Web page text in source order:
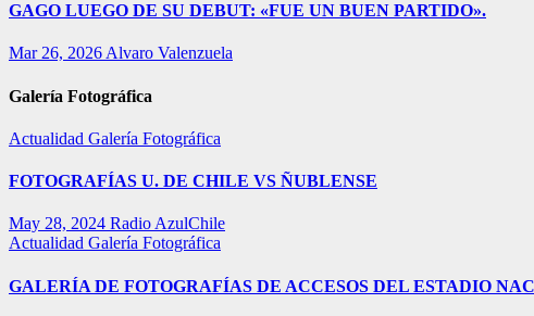
GAGO LUEGO DE SU DEBUT: «FUE UN BUEN PARTIDO».
Mar 26, 2026 Alvaro Valenzuela
Galería Fotográfica
Actualidad Galería Fotográfica
FOTOGRAFÍAS U. DE CHILE VS ÑUBLENSE
May 28, 2024 Radio AzulChile
Actualidad Galería Fotográfica
GALERÍA DE FOTOGRAFÍAS DE ACCESOS DEL ESTADIO